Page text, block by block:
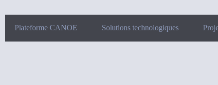
Plateforme CANOE Solutions technologiques